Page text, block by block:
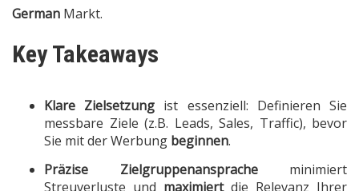
German Markt.
Key Takeaways
Klare Zielsetzung ist essenziell: Definieren Sie
messbare Ziele (z.B. Leads, Sales, Traffic), bevor
Sie mit der Werbung beginnen.
Präzise Zielgruppenanspracheminimiert
Streuverluste und maximiertdie Relevanz Ihrer